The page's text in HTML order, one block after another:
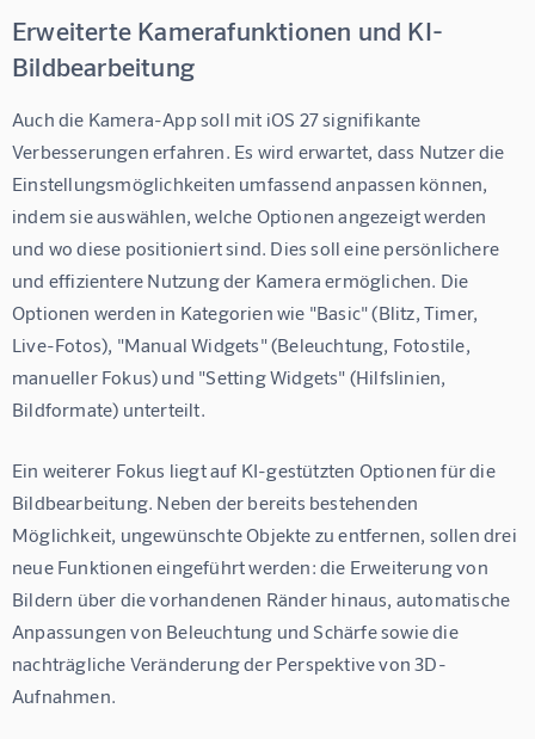
Erweiterte Kamerafunktionen und KI-
Bildbearbeitung
Auch die Kamera-App soll mit iOS 27 signifikante
Verbesserungen erfahren. Es wird erwartet, dass Nutzer die
Einstellungsmöglichkeiten umfassend anpassen können,
indem sie auswählen, welche Optionen angezeigt werden
und wo diese positioniert sind. Dies soll eine persönlichere
und effizientere Nutzung der Kamera ermöglichen. Die
Optionen werden in Kategorien wie "Basic" (Blitz, Timer,
Live-Fotos), "Manual Widgets" (Beleuchtung, Fotostile,
manueller Fokus) und "Setting Widgets" (Hilfslinien,
Bildformate) unterteilt.
Ein weiterer Fokus liegt auf KI-gestützten Optionen für die
Bildbearbeitung. Neben der bereits bestehenden
Möglichkeit, ungewünschte Objekte zu entfernen, sollen drei
neue Funktionen eingeführt werden: die Erweiterung von
Bildern über die vorhandenen Ränder hinaus, automatische
Anpassungen von Beleuchtung und Schärfe sowie die
nachträgliche Veränderung der Perspektive von 3D-
Aufnahmen.